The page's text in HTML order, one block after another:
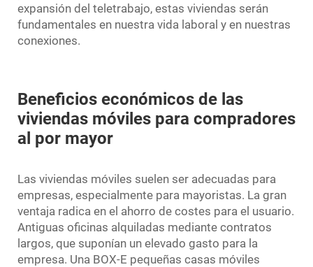
expansión del teletrabajo, estas viviendas serán
fundamentales en nuestra vida laboral y en nuestras
conexiones.
Beneficios económicos de las
viviendas móviles para compradores
al por mayor
Las viviendas móviles suelen ser adecuadas para
empresas, especialmente para mayoristas. La gran
ventaja radica en el ahorro de costes para el usuario.
Antiguas oficinas alquiladas mediante contratos
largos, que suponían un elevado gasto para la
empresa. Una BOX-E pequeñas casas móviles